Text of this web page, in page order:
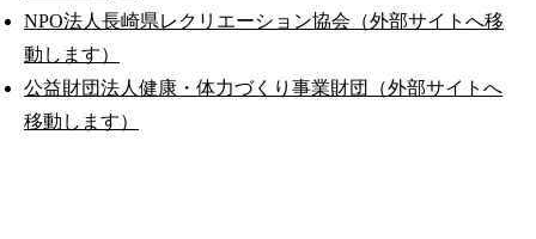
NPO法人長崎県レクリエーション協会（外部サイトへ移
動します）
公益財団法人健康・体力づくり事業財団（外部サイトへ
移動します）